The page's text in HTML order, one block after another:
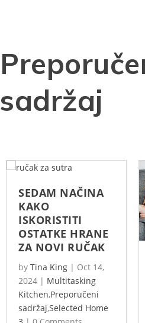
sadržaj
SEDAM NAČINA
KAKO
ISKORISTITI
OSTATKE HRANE
ZA NOVI RUČAK
by Tina King | Oct 14,
2024 | Multitasking
Kitchen,Preporučeni
sadržaj,Selected Home